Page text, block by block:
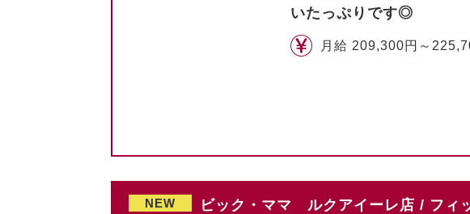
いたっぷりです◎
月給 209,300円～
NEW ビック・ママ ルクアイーレ店 / フィ